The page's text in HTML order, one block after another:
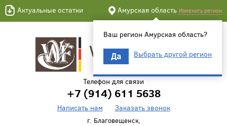
Актуальные остатки Амурская область Изменить регион
Ваш регион Амурская область?
Да Выбрать другой регион
Телефон для связи
+7 (914) 611 5638
Написать нам Заказать звонок
г. Благовещенск,